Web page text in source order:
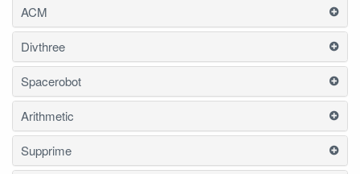
ACM
Divthree
Spacerobot
Arithmetic
Supprime